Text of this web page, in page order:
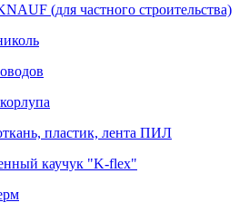
(для частного строительства)
пластик, лента ПИЛ
каучук "K-flex"